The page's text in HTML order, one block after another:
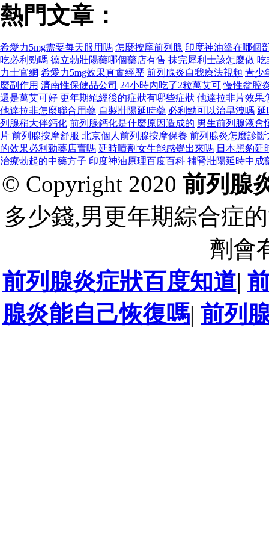
熱門文章：
希愛力5mg需要每天服用嗎 怎麼按摩前列腺 印度神油塗在哪個
吃必利勁嗎 德立勃壯陽藥哪個藥店有售 抹完犀利士該怎麼做 吃
力士官網 希愛力5mg效果真實經歷 前列腺炎自我療法視頻 青少
麼副作用 濟南性保健品公司 24小時內吃了2粒萬艾可 慢性盆腔
還是萬艾可好 更年期絕經後的症狀有哪些症狀 他達拉非片效果
他達拉非怎麼聯合用藥 自製壯陽延時藥 必利勁可以治早洩嗎 延
列腺稍大伴鈣化 前列腺鈣化是什麼原因造成的 男生前列腺液會
片 前列腺按摩舒服 北京個人前列腺按摩保養 前列腺炎怎麼診斷
的效果必利勁藥店賣嗎 延時噴劑女生能感覺出來嗎 日本黑豹延
治療勃起的中藥方子 印度神油原理百度百科 補腎壯陽延時中成
© Copyright 2020 前列腺
多少錢,男更年期綜合症
劑會
前列腺炎症狀百度知道|
腺炎能自己恢復嗎| 前列